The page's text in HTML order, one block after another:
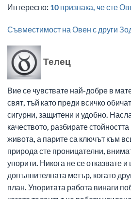
Интересно: 10 признака, че сте
Съвместимост на Овен с други
Телец
Вие се чувствате най-добре в
свят, тъй като преди всичко
сигурни, защитени и удобно.
качеството, разбирате
живота, а парите са ключът към
природа сте проницателни,
упорити. Никога не се отказвате
допълнителната метър, когато
план. Упоритата работа винаги